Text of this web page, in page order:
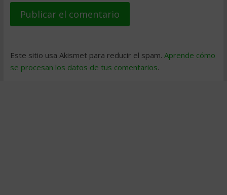
Este sitio usa Akismet para reducir el spam. Aprende cómo
se procesan los datos de tus comentarios.